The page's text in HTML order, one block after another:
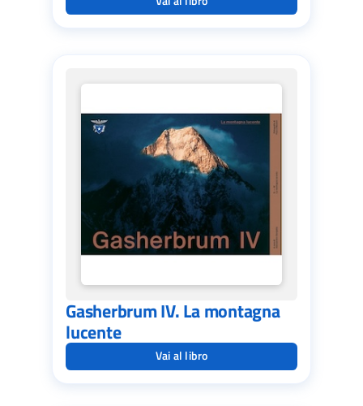
Gasherbrum IV. La montagna
lucente
Vai al libro